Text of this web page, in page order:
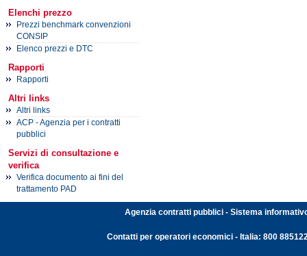
Elenchi prezzo
Prezzi benchmark convenzioni
CONSIP
Elenco prezzi e DTC
Rapporti
Rapporti
Altri links
Altri links
ACP - Agenzia per i contratti
pubblici
Servizi di consultazione e
verifica
Verifica documento ai fini del
trattamento PAD
Agenzia contratti pubblici - Sistema
Contatti per operatori economici - Italia: 800